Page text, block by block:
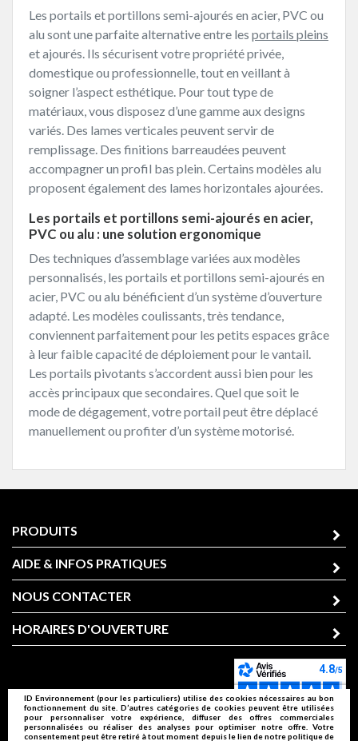
ID Environnement (pour les particuliers) utilise des cookies nécessaires au bon
fonctionnement du site. D’autres catégories de cookies peuvent être utilisées
pour personnaliser votre expérience, diffuser des offres commerciales
personnalisées ou réaliser des analyses pour optimiser notre offre. Votre
consentement peut être retiré à tout moment depuis le lien de notre politique de
Les portails et portillons semi-ajourés en acier, PVC ou
alu sont une parfaite alternative entre les portails pleins
et ajourés. Ils sécurisent votre propriété privée,
domestique ou professionnelle, tout en veillant à
soigner l’aspect esthétique. Pour tout type de
matériaux, vous disposez d’une gamme aux designs
variés. Des lames verticales peuvent servir de
remplissage. Des finitions barreaudées peuvent
accompagner un profil bas plein. Certains modèles alu
proposent également des lames horizontales ajourées.
Les portails et portillons semi-ajourés en acier,
PVC ou alu : une solution ergonomique
Des techniques d’assemblage variées aux modèles
personnalisés, les portails et portillons semi-ajourés en
acier, PVC ou alu bénéficient d’un système d’ouverture
adapté. Les modèles coulissants, très tendance,
conviennent parfaitement pour les petits espaces grâce
à leur faible capacité de déploiement pour le vantail.
Les portails pivotants s’accordent aussi bien pour les
accès principaux que secondaires. Quel que soit le
mode de dégagement, votre portail peut être déplacé
manuellement ou profiter d’un système motorisé.
PRODUITS
AIDE & INFOS PRATIQUES
NOUS CONTACTER
HORAIRES D'OUVERTURE